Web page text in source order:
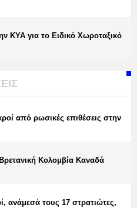
ΚΥΑ για το Ειδικό Χωροταξικό
από ρωσικές επιθέσεις στην
Κολομβία Καναδά
ανάμεσά τους 17 στρατιώτες,